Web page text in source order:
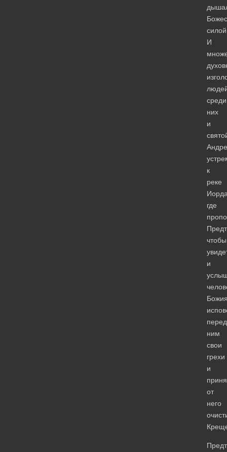
И
среди
них
и
к
реке
где
чтобы
и
перед
ним
свои
грехи
и
от
него